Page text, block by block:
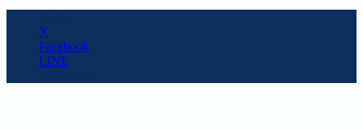
X
Facebook
LINE